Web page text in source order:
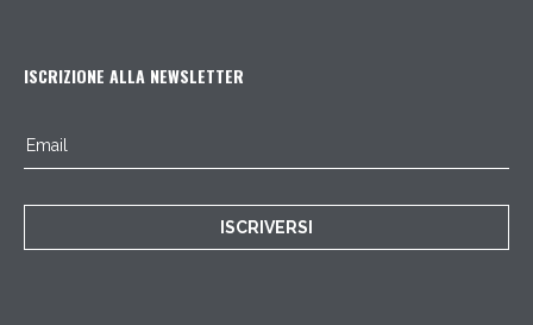
ISCRIZIONE ALLA NEWSLETTER
ISCRIVERSI